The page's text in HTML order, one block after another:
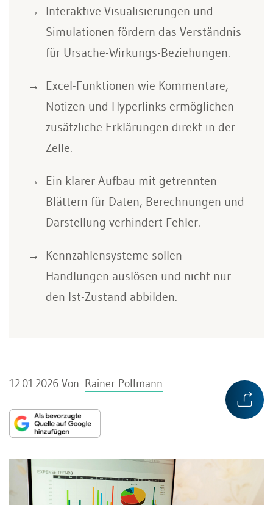
Interaktive Visualisierungen und
Simulationen fördern das Verständnis
für Ursache-Wirkungs-Beziehungen.
Excel-Funktionen wie Kommentare,
Notizen und Hyperlinks ermöglichen
zusätzliche Erklärungen direkt in der
Zelle.
Ein klarer Aufbau mit getrennten
Blättern für Daten, Berechnungen und
Darstellung verhindert Fehler.
Kennzahlensysteme sollen
Handlungen auslösen und nicht nur
den Ist-Zustand abbilden.
12.01.2026 Von: Rainer Pollmann